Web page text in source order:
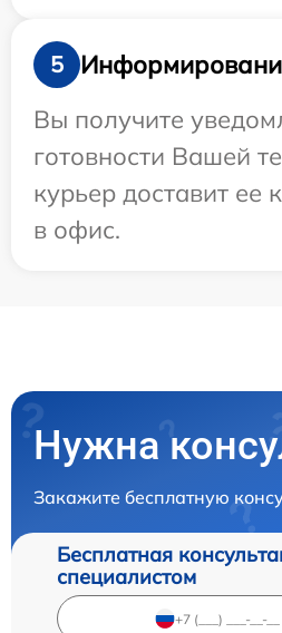
5
Вы получите
готовности Вашей
курьер доставит ее
в офис.
Нужна
Закажите бесплатную
Бесплатная
специалистом